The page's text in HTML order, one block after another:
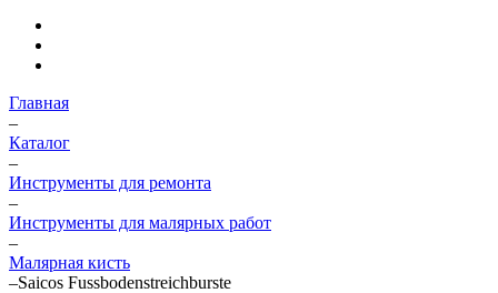
Главная
–
Каталог
–
Инструменты для ремонта
–
Инструменты для малярных работ
–
Малярная кисть
–Saicos Fussbodenstreichburste